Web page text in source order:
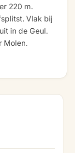
220 m.
Vlak bij
in de Geul.
Molen.